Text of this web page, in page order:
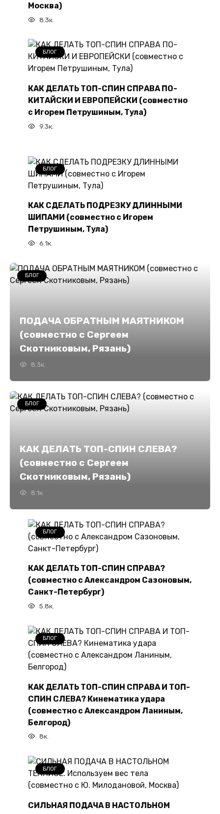
Москва)
8.3к.
БЛОГ
КАК ДЕЛАТЬ ТОП-СПИН СПРАВА ПО-
КИТАЙСКИ И ЕВРОПЕЙСКИ (совместно
с Игорем Петрушиным, Тула)
9.3к.
БЛОГ
КАК СДЕЛАТЬ ПОДРЕЗКУ ДЛИННЫМИ
ШИПАМИ (совместно с Игорем
Петрушиным, Тула)
6.1к.
БЛОГ
ПОДАЧА ОБРАТНЫМ МАЯТНИКОМ
(совместно с Сергеем
Скотниковым, Рязань)
8.3к.
БЛОГ
КАК ДЕЛАТЬ ТОП-СПИН СЛЕВА?
(совместно с Сергеем
Скотниковым, Рязань)
8.1к.
БЛОГ
КАК ДЕЛАТЬ ТОП-СПИН СПРАВА?
(совместно с Александром Сазоновым,
Санкт-Петербург)
5.8к.
БЛОГ
КАК ДЕЛАТЬ ТОП-СПИН СПРАВА И ТОП-
СПИН СЛЕВА? Кинематика удара
(совместно с Александром Ланиным,
Белгород)
8к.
БЛОГ
СИЛЬНАЯ ПОДАЧА В НАСТОЛЬНОМ